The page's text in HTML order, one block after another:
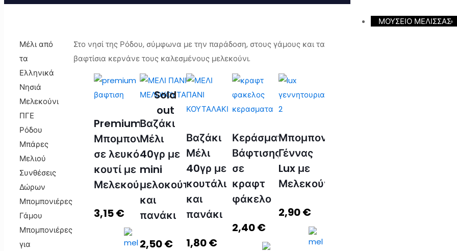
ΜΟΥΣΕΙΟ ΜΕΛΙΣΣΑΣ
Στο νησί της Ρόδου, σύμφωνα με την παράδοση, στους γάμους και τα
βαφτίσια κερνάνε τους καλεσμένους μελεκούνι.
Premium
Μπομπονιέρα
σε λευκό
κουτί με
Μελεκούνι
3,15€
Sold
out
Βαζάκι
Μέλι
40γρ με
mini
μελοκούταλο
και
πανάκι
2,50€
Βαζάκι
Μέλι
40γρ με
κουτάλι
και
πανάκι
1,80€
Κεράσματα
Βάφτισης
σε
κραφτ
φάκελο
2,40€
Μπομπονιέρα
Γέννας
Lux με
Μελεκούνι
2,90€
Μέλι από
τα
Ελληνικά
Νησιά
Μελεκούνι
ΠΓΕ
Ρόδου
Μπάρες
Μελιού
Συνθέσεις
Δώρων
Μπομπονιέρες
Γάμου
Μπομπονιέρες
για